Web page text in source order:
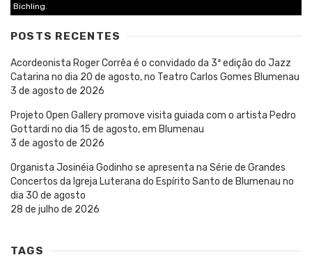
Bichling.
POSTS RECENTES
Acordeonista Roger Corrêa é o convidado da 3ª edição do Jazz
Catarina no dia 20 de agosto, no Teatro Carlos Gomes Blumenau
3 de agosto de 2026
Projeto Open Gallery promove visita guiada com o artista Pedro
Gottardi no dia 15 de agosto, em Blumenau
3 de agosto de 2026
Organista Josinéia Godinho se apresenta na Série de Grandes
Concertos da Igreja Luterana do Espírito Santo de Blumenau no
dia 30 de agosto
28 de julho de 2026
TAGS